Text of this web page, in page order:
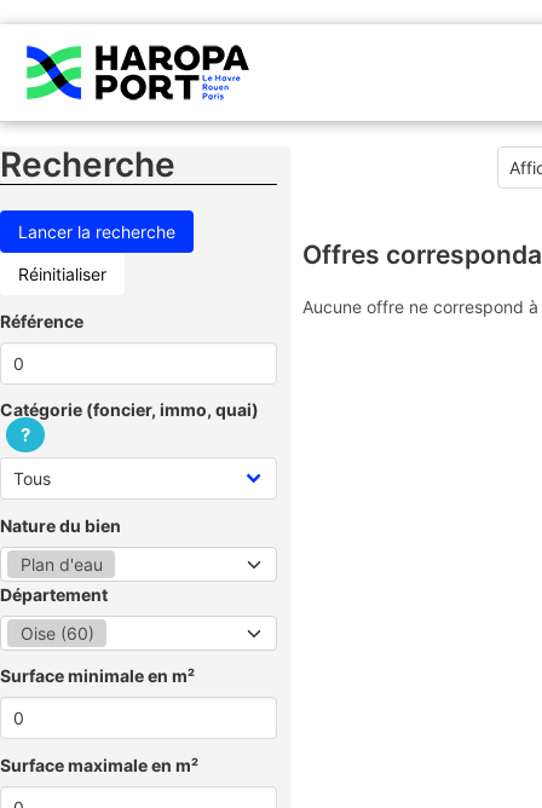
Recherche
Réinitialiser
Référence
Catégorie (foncier, immo, quai)
?
Nature du bien
Plan d'eau
Département
Oise (60)
Surface minimale en m²
Surface maximale en m²
Offres
Aucune offre ne correspond